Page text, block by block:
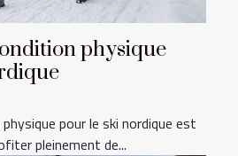
physique
pour le ski nordique est
pleinement de...